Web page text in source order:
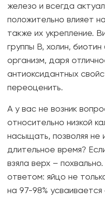
железо и всегда
положительно влияет
также их укрепление.
группы В, холин,
организм, даря
антиоксидантных
переоценить.
А у вас не возник
относительно низкой
насыщать, позволяя не
длительное время?
взяла верх –
ответом: яйцо не
на 97-98%